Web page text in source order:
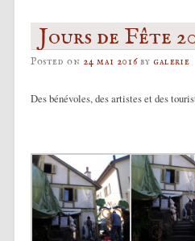
Jours de Fête
Posted on 24 mai 2016 by galerie
Des bénévoles, des artistes et des